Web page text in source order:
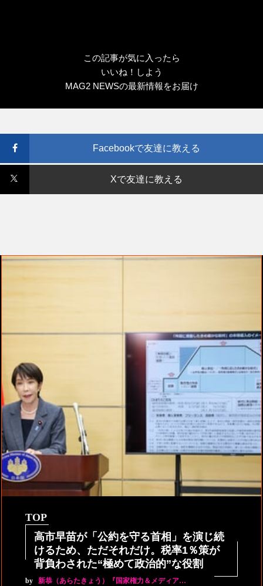
この記事が気に入ったら
いいね！しよう
MAG2 NEWSの最新情報をお届け
Facebookで友達に教える
Xで友達に教える
TOP
高市早苗が「公約を守る首相」を演じ続
けるため、ただそれだけ。税率1％策が
背負わされた“極めて政治的”な役割
by 新恭（あらたきょう）『国家権力＆メディア…